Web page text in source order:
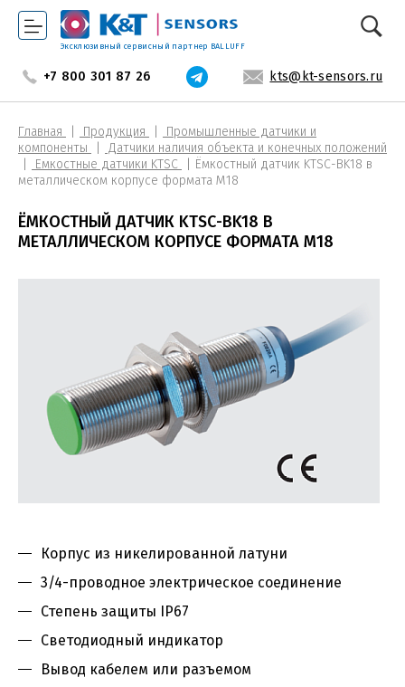
Эксклюзивный сервисный партнер BALLUFF
+7 800 301 87 26 kts@kt-sensors.ru
Главная Продукция
Промышленные датчики и
компоненты
Датчики наличия объекта и конечных положений
Емкостные датчики KTSC
Ёмкостный датчик KTSС-BK18 в
металлическом корпусе формата М18
ЁМКОСТНЫЙ ДАТЧИК KTSС-BK18 В
МЕТАЛЛИЧЕСКОМ КОРПУСЕ ФОРМАТА М18
Корпус из никелированной латуни
3/4-проводное электрическое соединение
Степень защиты IP67
Светодиодный индикатор
Вывод кабелем или разъемом